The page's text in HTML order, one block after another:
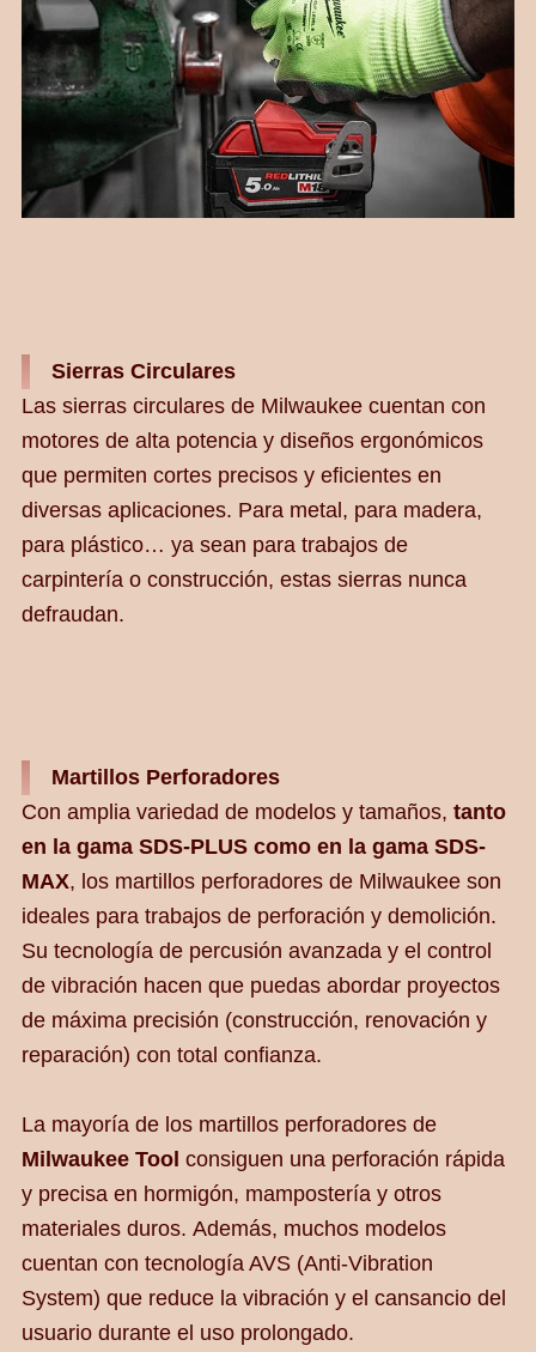
Sierras Circulares
Las sierras circulares de Milwaukee cuentan con
motores de alta potencia y diseños ergonómicos
que permiten cortes precisos y eficientes en
diversas aplicaciones. Para metal, para madera,
para plástico… ya sean para trabajos de
carpintería o construcción, estas sierras nunca
defraudan.
Martillos Perforadores
Con amplia variedad de modelos y tamaños, tanto
en la gama SDS-PLUS como en la gama SDS-
MAX, los martillos perforadores de Milwaukee son
ideales para trabajos de perforación y demolición.
Su tecnología de percusión avanzada y el control
de vibración hacen que puedas abordar proyectos
de máxima precisión (construcción, renovación y
reparación) con total confianza.
La mayoría de los martillos perforadores de
Milwaukee Tool consiguen una perforación rápida
y precisa en hormigón, mampostería y otros
materiales duros. Además, muchos modelos
cuentan con tecnología AVS (Anti-Vibration
System) que reduce la vibración y el cansancio del
usuario durante el uso prolongado.